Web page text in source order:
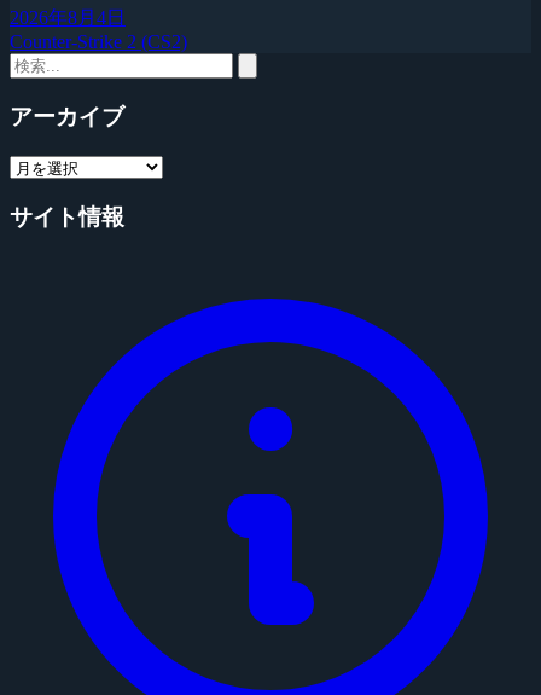
2026年8月4日
Counter-Strike 2 (CS2)
アーカイブ
サイト情報